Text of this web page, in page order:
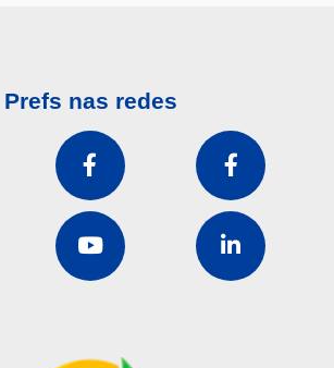
Prefs nas redes